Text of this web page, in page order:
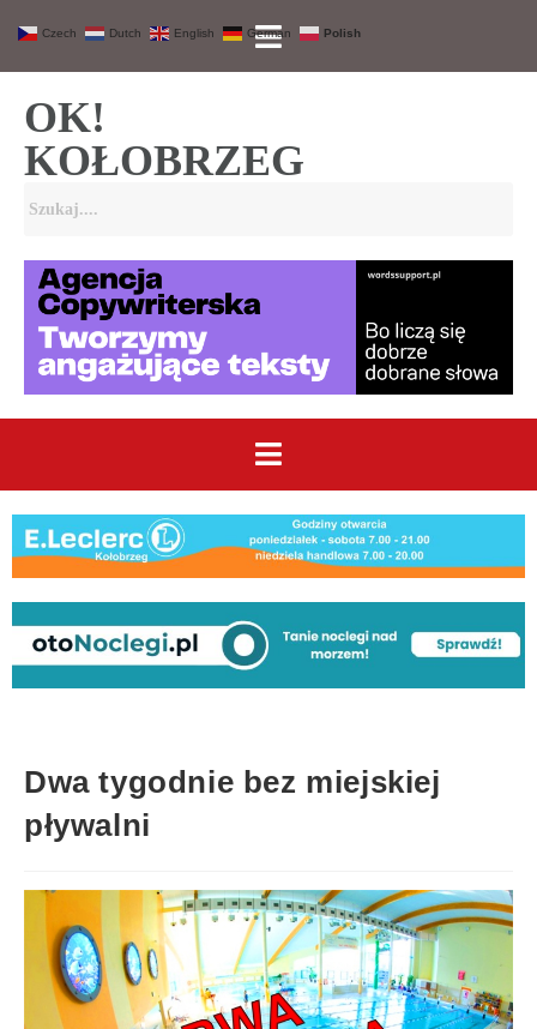
OK!
KOŁOBRZEG
Dwa tygodnie bez miejskiej
pływalni
Czech Dutch English German Polish